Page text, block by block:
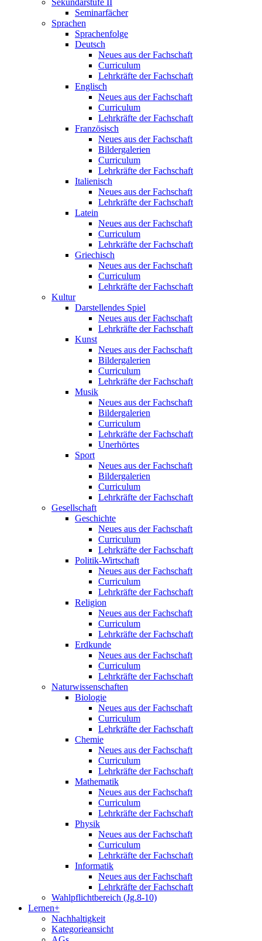
Sekundarstufe II
Seminarfächer
Sprachen
Sprachenfolge
Deutsch
Neues aus der Fachschaft
Curriculum
Lehrkräfte der Fachschaft
Englisch
Neues aus der Fachschaft
Curriculum
Lehrkräfte der Fachschaft
Französisch
Neues aus der Fachschaft
Bildergalerien
Curriculum
Lehrkräfte der Fachschaft
Italienisch
Neues aus der Fachschaft
Lehrkräfte der Fachschaft
Latein
Neues aus der Fachschaft
Curriculum
Lehrkräfte der Fachschaft
Griechisch
Neues aus der Fachschaft
Curriculum
Lehrkräfte der Fachschaft
Kultur
Darstellendes Spiel
Neues aus der Fachschaft
Lehrkräfte der Fachschaft
Kunst
Neues aus der Fachschaft
Bildergalerien
Curriculum
Lehrkräfte der Fachschaft
Musik
Neues aus der Fachschaft
Bildergalerien
Curriculum
Lehrkräfte der Fachschaft
Unerhörtes
Sport
Neues aus der Fachschaft
Bildergalerien
Curriculum
Lehrkräfte der Fachschaft
Gesellschaft
Geschichte
Neues aus der Fachschaft
Curriculum
Lehrkräfte der Fachschaft
Politik-Wirtschaft
Neues aus der Fachschaft
Curriculum
Lehrkräfte der Fachschaft
Religion
Neues aus der Fachschaft
Curriculum
Lehrkräfte der Fachschaft
Erdkunde
Neues aus der Fachschaft
Curriculum
Lehrkräfte der Fachschaft
Naturwissenschaften
Biologie
Neues aus der Fachschaft
Curriculum
Lehrkräfte der Fachschaft
Chemie
Neues aus der Fachschaft
Curriculum
Lehrkräfte der Fachschaft
Mathematik
Neues aus der Fachschaft
Curriculum
Lehrkräfte der Fachschaft
Physik
Neues aus der Fachschaft
Curriculum
Lehrkräfte der Fachschaft
Informatik
Neues aus der Fachschaft
Lehrkräfte der Fachschaft
Wahlpflichtbereich (Jg.8-10)
Lernen+
Nachhaltigkeit
Kategorieansicht